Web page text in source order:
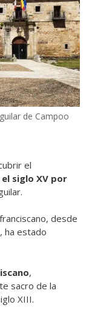
de Campoo
el
siglo XV por
desde
ha estado
,
sacro de la
XIII.